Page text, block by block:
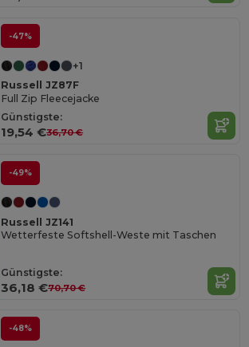
-47%
+1
Russell JZ87F
Full Zip Fleecejacke
Günstigste:
19,54 €36,70 €
-49%
Russell JZ141
Wetterfeste Softshell-Weste mit Taschen
Günstigste:
36,18 €70,70 €
-48%